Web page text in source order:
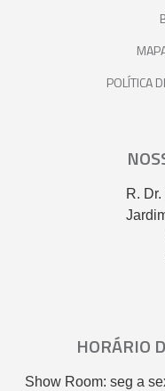
POLÍTICA
R.
HORÁRIO
Show Room: seg a